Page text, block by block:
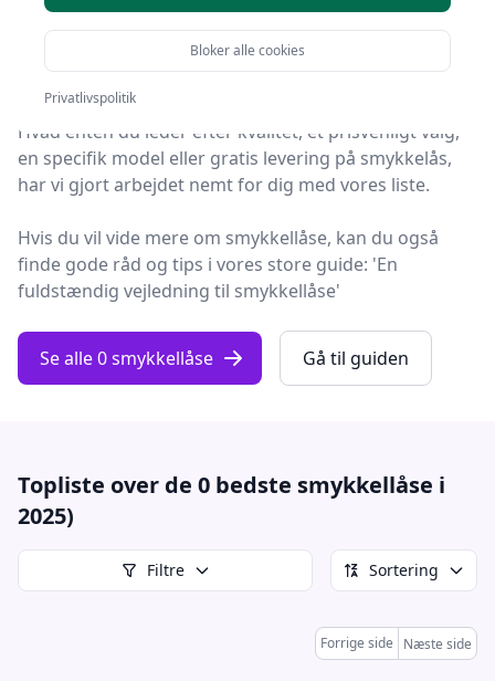
Søger du efter de bedste smykkellåse? På Fashion
Online har vi udvalgt de 0 mest populære produkter,
så du nemt kan træffe et godt valg.
Hvad enten du leder efter kvalitet, et prisvenligt valg,
en specifik model eller gratis levering på smykkelås,
har vi gjort arbejdet nemt for dig med vores liste.
Hvis du vil vide mere om smykkellåse, kan du også
finde gode råd og tips i vores store guide: 'En
fuldstændig vejledning til smykkellåse'
Se alle 0 smykkellåse Gå til guiden
Topliste over de 0 bedste smykkellåse i
2025)
Filtre Sortering
Forrige side Næste side
Bloker alle cookies
Privatlivspolitik